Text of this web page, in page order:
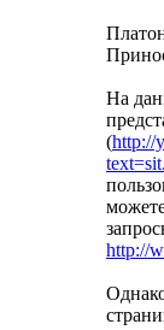
На
(http://
http://